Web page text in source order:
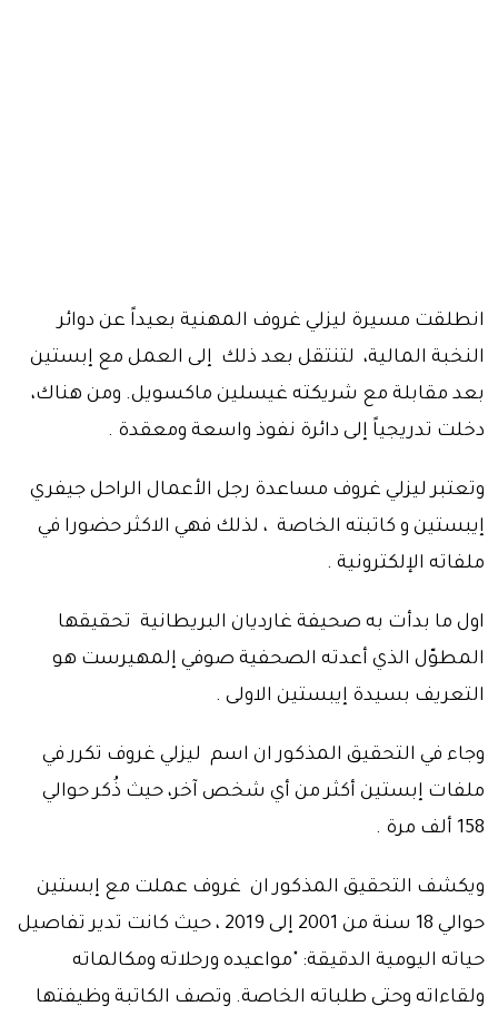
انطلقت مسيرة ليزلي غروف المهنية بعيداً عن دوائر
النخبة المالية، لتنتقل بعد ذلك إلى العمل مع إبستين
بعد مقابلة مع شريكته غيسلين ماكسويل. ومن هناك،
دخلت تدريجياً إلى دائرة نفوذ واسعة ومعقدة .
وتعتبر ليزلي غروف مساعدة رجل الأعمال الراحل جيفري
إيبستين و كاتبته الخاصة ، لذلك فهي الاكثر حضورا في
ملفاته الإلكترونية .
اول ما بدأت به صحيفة غارديان البريطانية تحقيقها
المطوّل الذي أعدته الصحفية صوفي إلمهيرست هو
التعريف بسيدة إيبستين الاولى .
وجاء في التحقيق المذكور ان اسم ليزلي غروف تكرر في
ملفات إبستين أكثر من أي شخص آخر، حيث ذُكر حوالي
158 ألف مرة .
ويكشف التحقيق المذكور ان غروف عملت مع إبستين
حوالي 18 سنة من 2001 إلى 2019 ، حيث كانت تدير تفاصيل
حياته اليومية الدقيقة: "مواعيده ورحلاته ومكالماته
ولقاءاته وحتى طلباته الخاصة. وتصف الكاتبة وظيفتها